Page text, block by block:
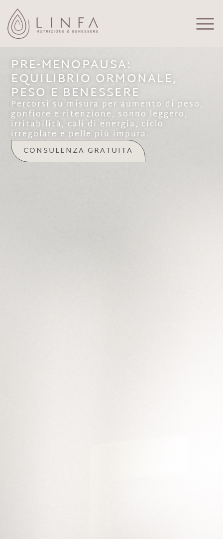
PRE-MENOPAUSA:
EQUILIBRIO ORMONALE,
PESO E BENESSERE
Percorsi su misura per aumento di peso,
gonfiore e ritenzione, sonno leggero,
irritabilità, cali di energia, ciclo
irregolare e pelle più impura.
CONSULENZA GRATUITA